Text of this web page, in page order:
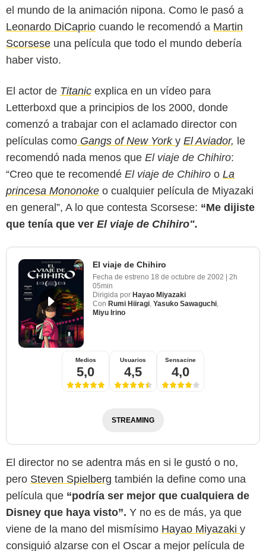
el mundo de la animación nipona. Como le pasó a
Leonardo DiCaprio cuando le recomendó a Martin
Scorsese una película que todo el mundo debería
haber visto.
El actor de Titanic explica en un vídeo para
Letterboxd que a principios de los 2000, donde
comenzó a trabajar con el aclamado director con
películas como Gangs of New York y El Aviador, le
recomendó nada menos que El viaje de Chihiro:
“Creo que te recomendé El viaje de Chihiro o La
princesa Mononoke o cualquier película de Miyazaki
en general”, A lo que contesta Scorsese: “Me dijiste
que tenía que ver El viaje de Chihiro".
El viaje de Chihiro
Fecha de estreno 18 de octubre de 2002 | 2h
05min
Dirigida por Hayao Miyazaki
Con Rumi Hiiragi Yasuko Sawaguchi
Miyu Irino
Medios
5,0
Usuarios
4,5
Sensacine
4,0
STREAMING
El director no se adentra más en si le gustó o no,
pero Steven Spielberg también la define como una
película que “podría ser mejor que cualquiera de
Disney que haya visto”. Y no es de más, ya que
viene de la mano del mismísimo Hayao Miyazaki y
consiguió alzarse con el Oscar a mejor película de